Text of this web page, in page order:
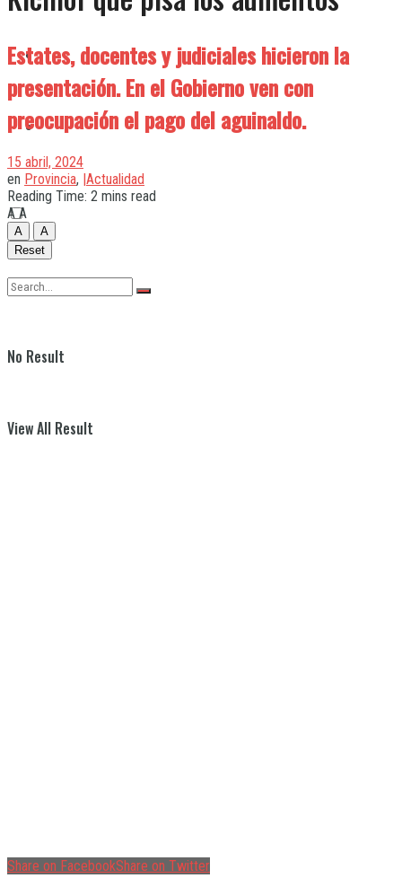
Quilmes
Varela
No Result
View All Result
Estates, docentes y judiciales hicieron la
presentación. En el Gobierno ven con
preocupación el pago del aguinaldo.
15 abril, 2024
en Provincia, |Actualidad
Reading Time: 2 mins read
A A
A
A
Reset
Share on FacebookShare on Twitter